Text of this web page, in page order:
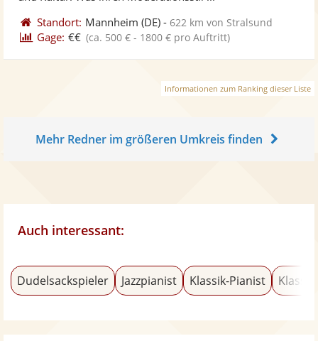
Standort: Mannheim (DE) -622 km von Stralsund
Gage: €€ (ca. 500 € - 1800 € pro Auftritt)
Informationen zum Ranking dieser Liste
Mehr Redner im größeren Umkreis finden
Auch interessant:
Dudelsackspieler Jazzpianist Klassik-Pianist